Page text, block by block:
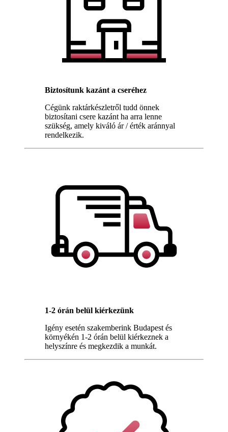
Biztosítunk kazánt a cseréhez
Cégünk raktárkészletről tudd önnek
biztosítani csere kazánt ha arra lenne
szükség, amely kiváló ár / érték aránnyal
rendelkezik.
1-2 órán belül kiérkezünk
Igény esetén szakemberink Budapest és
környékén 1-2 órán belül kiérkeznek a
helyszínre és megkezdik a munkát.